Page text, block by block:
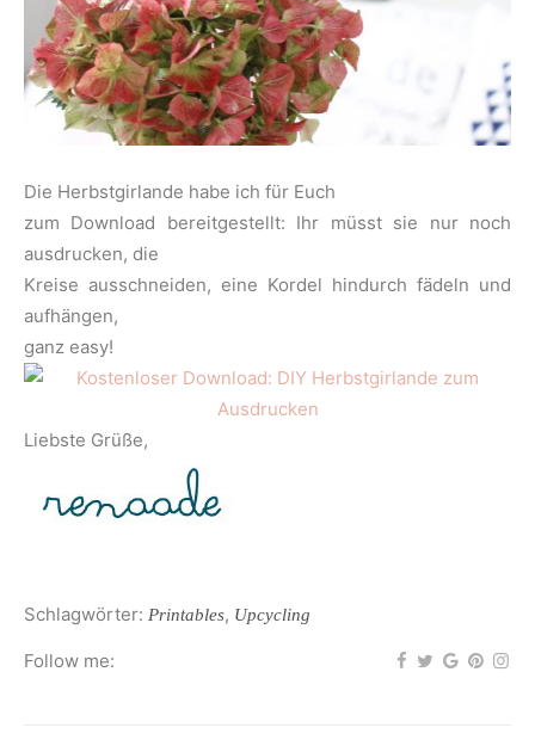
Die Herbstgirlande habe ich für Euch
zum Download bereitgestellt: Ihr müsst sie nur noch
ausdrucken, die
Kreise ausschneiden, eine Kordel hindurch fädeln und
aufhängen,
ganz easy!
Liebste Grüße,
Schlagwörter: Printables, Upcycling
Follow me: